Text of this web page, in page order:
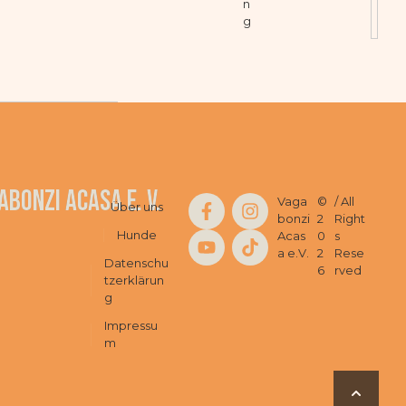
n
g
Acasa e. V.
Über uns
Hunde
Datenschu
tzerklärun
g
Impressu
m
Vaga
bonzi
Acas
a e.V.
©
2
0
2
6
/ All
Right
s
Rese
rved